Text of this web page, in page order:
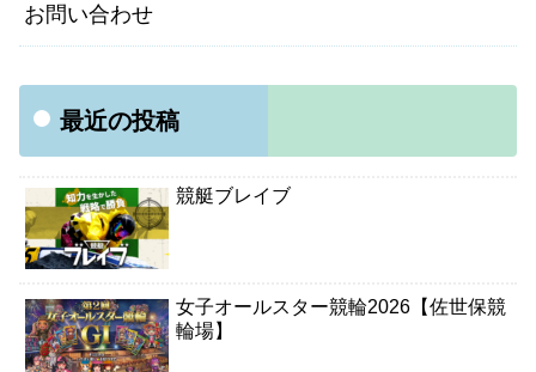
お問い合わせ
最近の投稿
競艇ブレイブ
女子オールスター競輪2026【佐世保競
輪場】